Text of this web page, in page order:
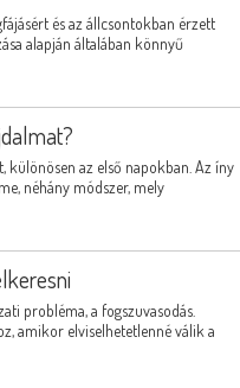
és az állcsontokban érzett
alapján általában könnyű
különösen az első napokban. Az íny
néhány módszer, mely
probléma, a fogszuvasodás.
amikor elviselhetetlenné válik a